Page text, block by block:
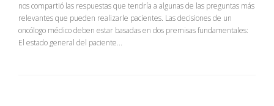
nos compartió las respuestas que tendría a algunas de las preguntas más
relevantes que pueden realizarle pacientes. Las decisiones de un
oncólogo médico deben estar basadas en dos premisas fundamentales:
El estado general del paciente...